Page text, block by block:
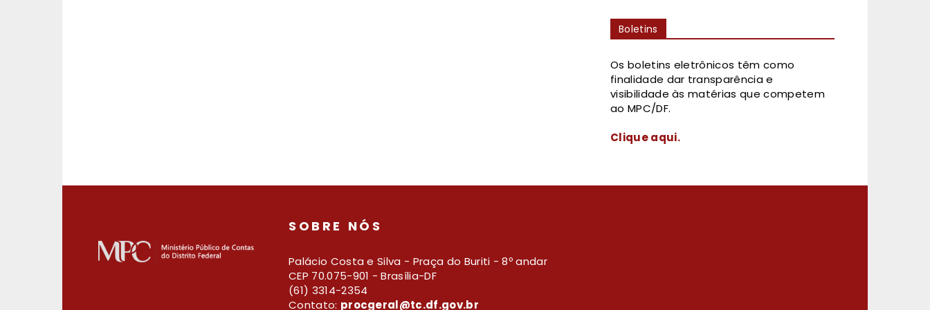
Boletins
Os boletins eletrônicos têm como
finalidade dar transparência e
visibilidade às matérias que competem
ao MPC/DF.
Clique aqui.
SOBRE NÓS
Palácio Costa e Silva - Praça do Buriti - 8º andar
CEP 70.075-901 - Brasília-DF
(61) 3314-2354
Contato: procgeral@tc.df.gov.br